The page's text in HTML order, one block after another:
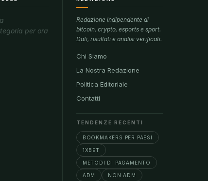
per ora
Redazione indipendente di
bitcoin, crypto, esports e sport.
Dati, risultati e analisi verificati.
Chi Siamo
La Nostra Redazione
Politica Editoriale
Contatti
TENDENZE RECENTI
BOOKMAKERS PER PAESI
1XBET
METODI DI PAGAMENTO
ADM NON ADM